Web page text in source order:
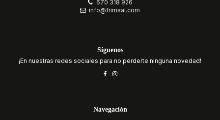
670 318 926
info@frimsal.com
Síguenos
¡En nuestras redes sociales para no perderte ninguna novedad!
Navegación